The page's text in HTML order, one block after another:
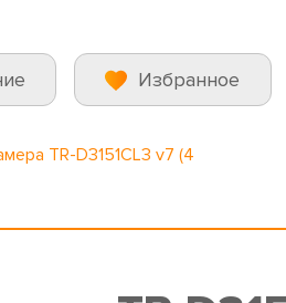
Избранное
TR-D3151CL3 v7 (4